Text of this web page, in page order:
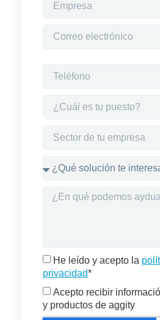
He leído y acepto la
privacidad*
Acepto recibir
y productos de aggity